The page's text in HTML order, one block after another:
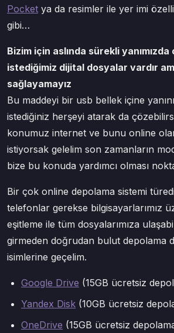
Pocket ya da resimler ile yer imi
gibi…
Bizim için aslında sürekli yanımızda
istediğimiz dijital dosyalar vardır
sağlayamayız
Bu maddeyi bir usb bellek içine
istediğiniz herşeyi atarak da
konumuz internet ve bunu online
istiyorsak gelelim son zamanların
bize bu konuda yardımcı olması
Bir çok online depolama sistemi
telefonlar gerekse bilgisayarlarımız
eşitleme ile tüm dosyalarımıza
girmeden doğrudan bulut depolama
isimlerine geçelim.
Google Drive (15GB ücretsiz
Yandex Disk (10GB ücretsiz
OneDrive (15GB ücretsiz